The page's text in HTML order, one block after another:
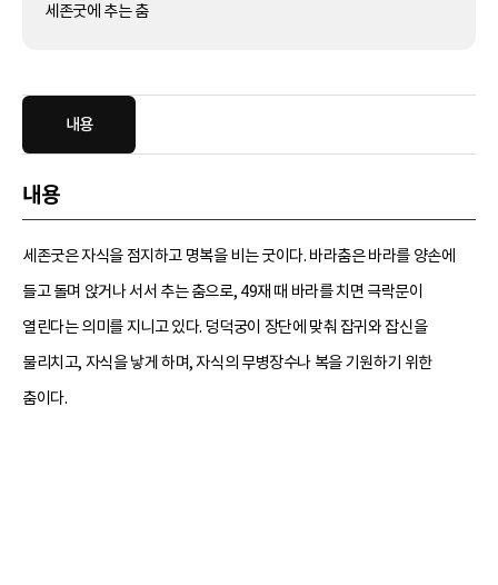
세존굿에 추는 춤
내용
내용
세존굿은 자식을 점지하고 명복을 비는 굿이다. 바라춤은 바라를 양손에
들고 돌며 앉거나 서서 추는 춤으로, 49재 때 바라를 치면 극락문이
열린다는 의미를 지니고 있다. 덩덕궁이 장단에 맞춰 잡귀와 잡신을
물리치고, 자식을 낳게 하며, 자식의 무병장수나 복을 기원하기 위한
춤이다.